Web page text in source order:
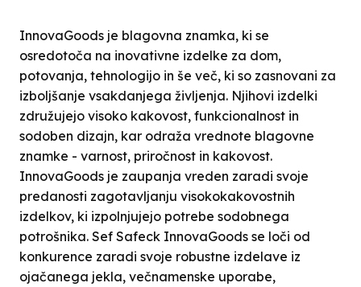
InnovaGoods je blagovna znamka, ki se
osredotoča na inovativne izdelke za dom,
potovanja, tehnologijo in še več, ki so zasnovani za
izboljšanje vsakdanjega življenja. Njihovi izdelki
združujejo visoko kakovost, funkcionalnost in
sodoben dizajn, kar odraža vrednote blagovne
znamke - varnost, priročnost in kakovost.
InnovaGoods je zaupanja vreden zaradi svoje
predanosti zagotavljanju visokokakovostnih
izdelkov, ki izpolnjujejo potrebe sodobnega
potrošnika. Sef Safeck InnovaGoods se loči od
konkurence zaradi svoje robustne izdelave iz
ojačanega jekla, večnamenske uporabe,